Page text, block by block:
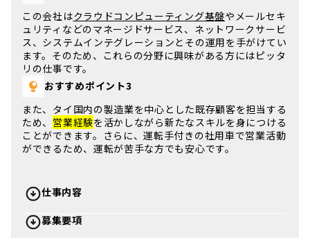
この会社はクラウドコンピューティング基盤やメールセキ
ュリティなどのマネージドサービス、ネットワークサービ
ス、システムインテグレーションとその運用を手がけてい
ます。そのため、これらの分野に興味がある方にはピッタ
リの仕事です。
おすすめポイント3
また、 タイ国内の製造業を中心とした既存顧客を担当する
ため、 営業経験を活かしながら新たなスキルを身につける
ことができます。さらに、運転手付きの社用車で営業活動
ができるため、運転が苦手な方でも安心です。
仕事内容
募集要項